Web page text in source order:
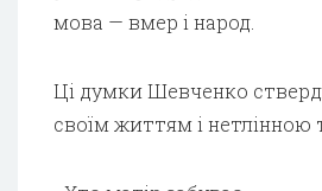
мова — вмер і народ.
Ці думки Шевченко
своїм життям і нетлінною